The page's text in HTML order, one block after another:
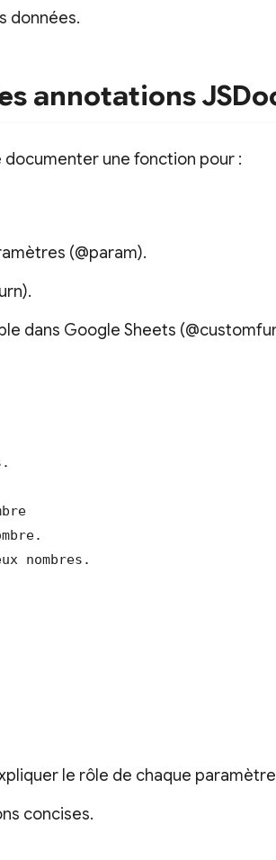
données.
annotations
une fonction pour :
(@param).
dans Google Sheets
nombres.
le rôle de chaque
concises.